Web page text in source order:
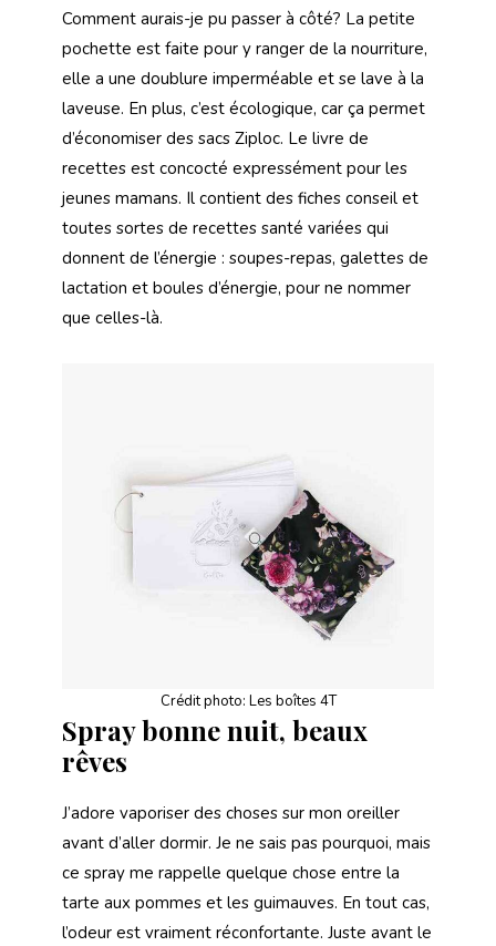
Comment aurais-je pu passer à côté? La petite
pochette est faite pour y ranger de la nourriture,
elle a une doublure imperméable et se lave à la
laveuse. En plus, c’est écologique, car ça permet
d’économiser des sacs Ziploc. Le livre de
recettes est concocté expressément pour les
jeunes mamans. Il contient des fiches conseil et
toutes sortes de recettes santé variées qui
donnent de l’énergie : soupes-repas, galettes de
lactation et boules d’énergie, pour ne nommer
que celles-là.
Crédit photo: Les boîtes 4T
Spray bonne nuit, beaux
rêves
J’adore vaporiser des choses sur mon oreiller
avant d’aller dormir. Je ne sais pas pourquoi, mais
ce spray me rappelle quelque chose entre la
tarte aux pommes et les guimauves. En tout cas,
l’odeur est vraiment réconfortante. Juste avant le